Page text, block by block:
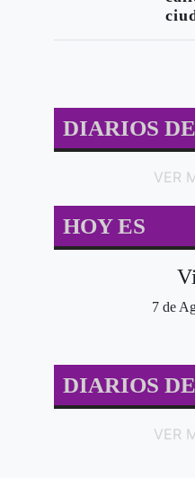
DIARIOS
VER
HOY ES
7 de
DIARIOS
VER